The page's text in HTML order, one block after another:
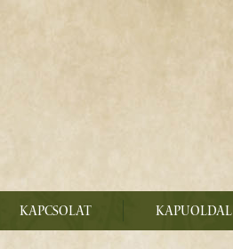
Kapcsolat Kapuoldal